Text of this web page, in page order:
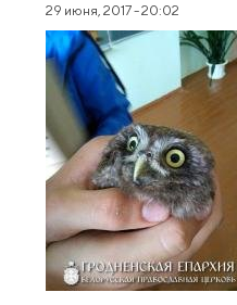
29 июня, 2017 - 20:02